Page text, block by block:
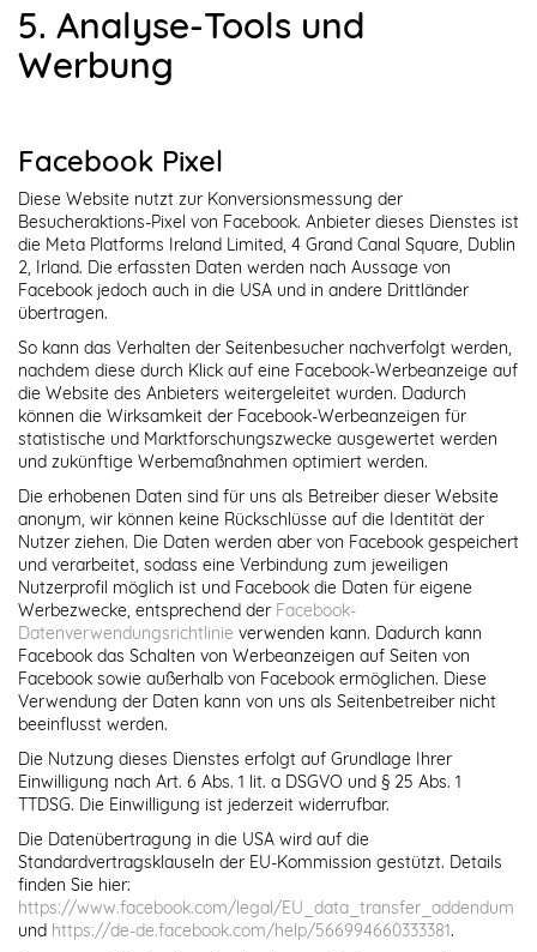
5. Analyse-Tools und
Werbung
Facebook Pixel
Diese Website nutzt zur Konversionsmessung der
Besucheraktions-Pixel von Facebook. Anbieter dieses Dienstes ist
die Meta Platforms Ireland Limited, 4 Grand Canal Square, Dublin
2, Irland. Die erfassten Daten werden nach Aussage von
Facebook jedoch auch in die USA und in andere Drittländer
übertragen.
So kann das Verhalten der Seitenbesucher nachverfolgt werden,
nachdem diese durch Klick auf eine Facebook-Werbeanzeige auf
die Website des Anbieters weitergeleitet wurden. Dadurch
können die Wirksamkeit der Facebook-Werbeanzeigen für
statistische und Marktforschungszwecke ausgewertet werden
und zukünftige Werbemaßnahmen optimiert werden.
Die erhobenen Daten sind für uns als Betreiber dieser Website
anonym, wir können keine Rückschlüsse auf die Identität der
Nutzer ziehen. Die Daten werden aber von Facebook gespeichert
und verarbeitet, sodass eine Verbindung zum jeweiligen
Nutzerprofil möglich ist und Facebook die Daten für eigene
Werbezwecke, entsprechend der Facebook-
Datenverwendungsrichtlinie verwenden kann. Dadurch kann
Facebook das Schalten von Werbeanzeigen auf Seiten von
Facebook sowie außerhalb von Facebook ermöglichen. Diese
Verwendung der Daten kann von uns als Seitenbetreiber nicht
beeinflusst werden.
Die Nutzung dieses Dienstes erfolgt auf Grundlage Ihrer
Einwilligung nach Art. 6 Abs. 1 lit. a DSGVO und § 25 Abs. 1
TTDSG. Die Einwilligung ist jederzeit widerrufbar.
Die Datenübertragung in die USA wird auf die
Standardvertragsklauseln der EU-Kommission gestützt. Details
finden Sie hier:
https://www.facebook.com/legal/EU_data_transfer_addendum
und https://de-de.facebook.com/help/566994660333381.